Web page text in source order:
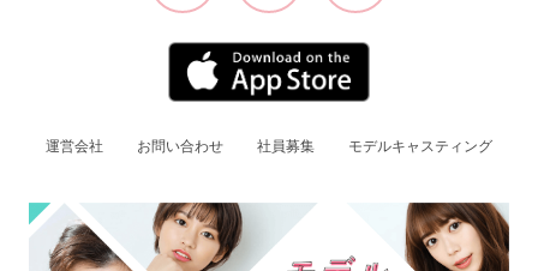
運営会社 お問い合わせ 社員募集 モデルキャスティング